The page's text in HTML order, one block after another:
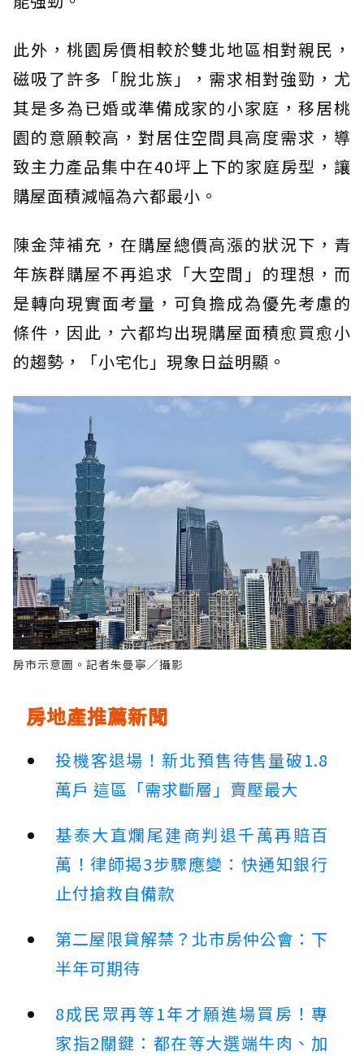
此外，桃園房價相較於雙北地區相對親民，
磁吸了許多「脫北族」，需求相對強勁，尤
其是多為已婚或準備成家的小家庭，移居桃
園的意願較高，對居住空間具高度需求，導
致主力產品集中在40坪上下的家庭房型，讓
購屋面積減幅為六都最小。
陳金萍補充，在購屋總價高漲的狀況下，青
年族群購屋不再追求「大空間」的理想，而
是轉向現實面考量，可負擔成為優先考慮的
條件，因此，六都均出現購屋面積愈買愈小
的趨勢，「小宅化」現象日益明顯。
房市示意圖。記者朱曼寧／攝影
房地產推薦新聞
投機客退場！新北預售待售量破1.8
萬戶 這區「需求斷層」賣壓最大
基泰大直爛尾建商判退千萬再賠百
萬！律師揭3步驟應變：快通知銀行
止付搶救自備款
第二屋限貸解禁？北市房仲公會：下
半年可期待
8成民眾再等1年才願進場買房！專
家指2關鍵：都在等大選端牛肉、加